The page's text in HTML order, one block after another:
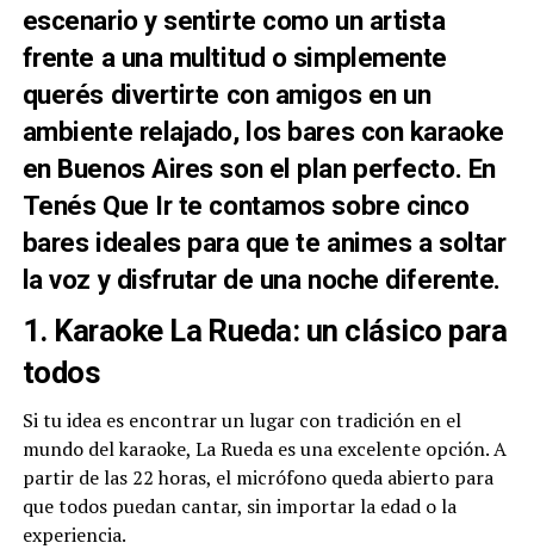
escenario y sentirte como un artista
frente a una multitud o simplemente
querés divertirte con amigos en un
ambiente relajado, los bares con karaoke
en Buenos Aires son el plan perfecto. En
Tenés Que Ir te contamos sobre cinco
bares ideales para que te animes a soltar
la voz y disfrutar de una noche diferente.
1. Karaoke La Rueda: un clásico para
todos
Si tu idea es encontrar un lugar con tradición en el
mundo del karaoke, La Rueda es una excelente opción. A
partir de las 22 horas, el micrófono queda abierto para
que todos puedan cantar, sin importar la edad o la
experiencia.